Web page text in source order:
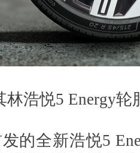
林浩悦5 Energy轮
的全新浩悦5